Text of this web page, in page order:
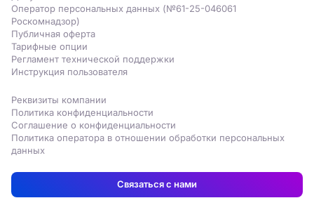
Оператор персональных данных (№61-25-046061
Роскомнадзор)
Публичная оферта
Тарифные опции
Регламент технической поддержки
Инструкция пользователя
Реквизиты компании
Политика конфиденциальности
Соглашение о конфиденциальности
Политика оператора в отношении обработки персональных
данных
Связаться с нами